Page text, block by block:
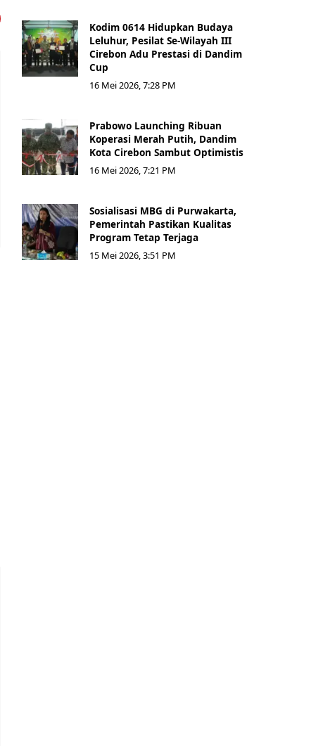
Kodim 0614 Hidupkan Budaya
Leluhur, Pesilat Se-Wilayah III
Cirebon Adu Prestasi di Dandim
Cup
16 Mei 2026, 7:28 PM
Prabowo Launching Ribuan
Koperasi Merah Putih, Dandim
Kota Cirebon Sambut Optimistis
16 Mei 2026, 7:21 PM
Sosialisasi MBG di Purwakarta,
Pemerintah Pastikan Kualitas
Program Tetap Terjaga
15 Mei 2026, 3:51 PM